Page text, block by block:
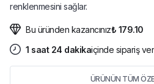
renklenmesini sağlar.
Bu üründen kazancınız₺ 179.10
1 saat 24 dakikaiçinde sipariş
ÜRÜNÜN TÜM